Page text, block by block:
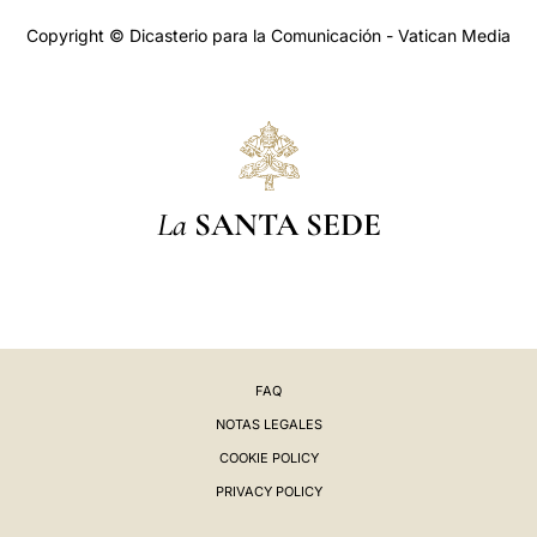
Copyright © Dicasterio para la Comunicación - Vatican Media
La SANTA SEDE
FAQ
NOTAS LEGALES
COOKIE POLICY
PRIVACY POLICY